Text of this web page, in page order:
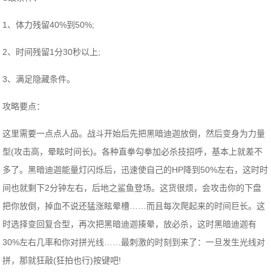
1、体力残留40%到50%;
2、时间残留1分30秒以上;
3、满足隐藏条件。
攻略要点：
这里需要一点点人品。战斗开始后先把黑暗迪迦放倒，然后变身为力量
型(攻击高，晕眩时间长)。各种直拳勾拳加必杀技招呼，基本上就差不
多了。黑暗迪迦能量灯闪烁后，迅速使自己的HP降到50%左右，这时时
间也就剩下2分钟左右，后地之鲨鱼登场。这货很烦，会攻击你的下盘
把你放倒，掉血不说还猛涨眩晕槽……而且每次爬起来的时间巨长。这
时选择变回复合型，再次把黑暗迪迦揍晕，放必杀，这时黑暗迪迦有
30%左右几率和你对拼光线……最刺激的时刻到来了：一旦发生光线对
拼，那就狂敲(狂拍也行)按键吧!